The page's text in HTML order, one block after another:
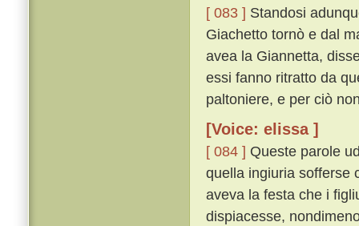
[ 083 ] Standosi
Giachetto tornò e dal
avea la Giannetta,
essi fanno ritratto da
paltoniere, e per ciò
[Voice: elissa ]
[ 084 ] Queste parole
quella ingiuria sofferse
aveva la festa che i
dispiacesse,